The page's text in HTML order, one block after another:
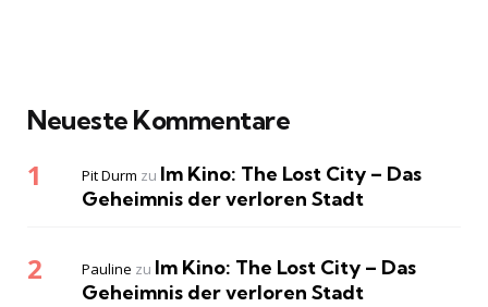
Neueste Kommentare
Pit Durm zu Im Kino: The Lost City – Das
Geheimnis der verloren Stadt
Pauline zu Im Kino: The Lost City – Das
Geheimnis der verloren Stadt